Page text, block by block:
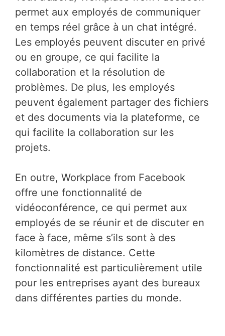
permet aux employés de communiquer
en temps réel grâce à un chat intégré.
Les employés peuvent discuter en privé
ou en groupe, ce qui facilite la
collaboration et la résolution de
problèmes. De plus, les employés
peuvent également partager des fichiers
et des documents via la plateforme, ce
qui facilite la collaboration sur les
projets.
En outre, Workplace from Facebook
offre une fonctionnalité de
vidéoconférence, ce qui permet aux
employés de se réunir et de discuter en
face à face, même s’ils sont à des
kilomètres de distance. Cette
fonctionnalité est particulièrement utile
pour les entreprises ayant des bureaux
dans différentes parties du monde.